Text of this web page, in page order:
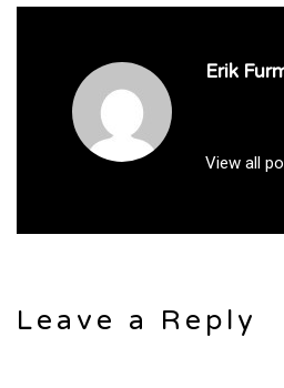
Erik
View all
Leave a Reply